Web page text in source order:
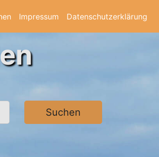
Impressum Datenschutzerklärung
Suchen